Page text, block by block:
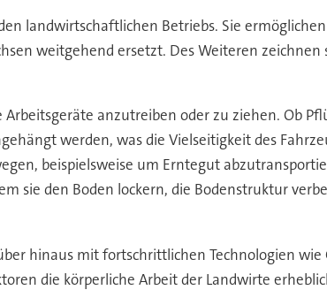
landwirtschaftlichen Betriebs. Sie
weitgehend ersetzt. Des Weiteren zeichnen
anzutreiben oder zu ziehen. Ob
werden, was die Vielseitigkeit des
beispielsweise um Erntegut
sie den Boden lockern, die Bodenstruktur
hinaus mit fortschrittlichen Technologien wie
die körperliche Arbeit der Landwirte